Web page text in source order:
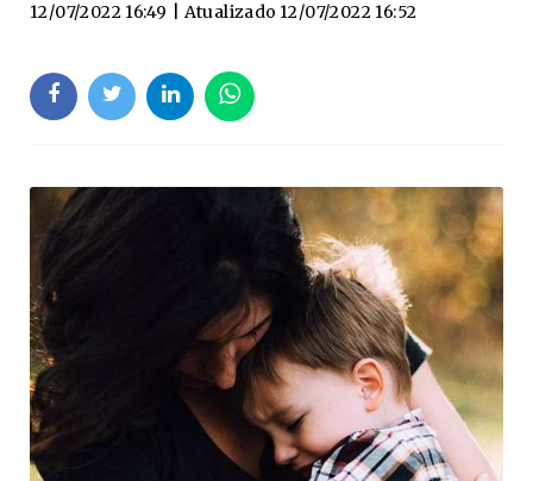
12/07/2022 16:49
| Atualizado 12/07/2022 16:52